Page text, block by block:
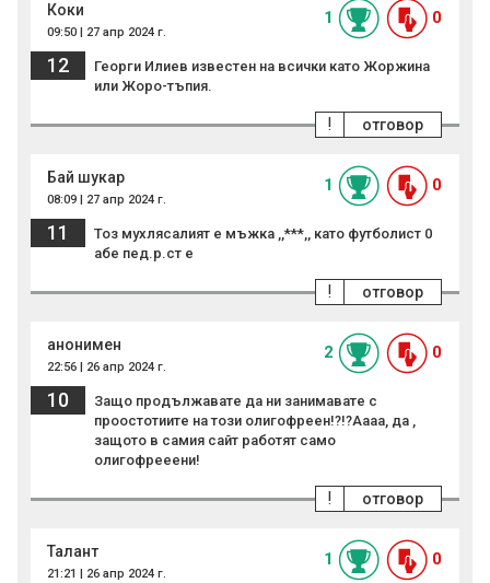
Коки
09:50 | 27 апр 2024 г.
1 0
12
Георги Илиев известен на всички като Жоржина
или Жоро-тъпия.
отговор
!
Бай шукар
08:09 | 27 апр 2024 г.
1 0
11
Тоз мухлясалият е мъжка ,,***,, като футболист 0
абе пед.р.ст е
отговор
!
анонимен
22:56 | 26 апр 2024 г.
2 0
10
Защо продължавате да ни занимавате с
проостотиите на този олигофреен!?!?Аааа, да ,
защото в самия сайт работят само
олигофрееени!
отговор
!
Талант
21:21 | 26 апр 2024 г.
1 0